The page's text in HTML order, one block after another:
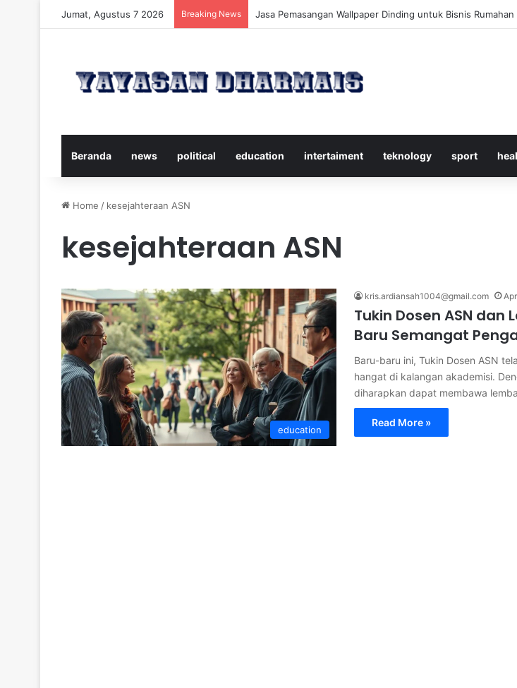
Jumat, Agustus 7 2026 Breaking News Panduan Lengkap Mengenal Dividen Saham untuk
Beranda news political education intertaiment teknology sport
Home / kesejahteraan ASN
kesejahteraan ASN
education
kris.ardiansah1004@gmail.com
Tukin Dosen ASN dan
Baru Semangat
Baru-baru ini, Tukin Dosen ASN
hangat di kalangan akademisi.
diharapkan dapat membawa
Read More »